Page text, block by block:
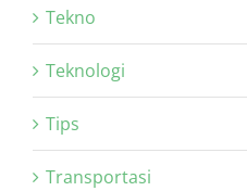
Tekno
Teknologi
Tips
Transportasi